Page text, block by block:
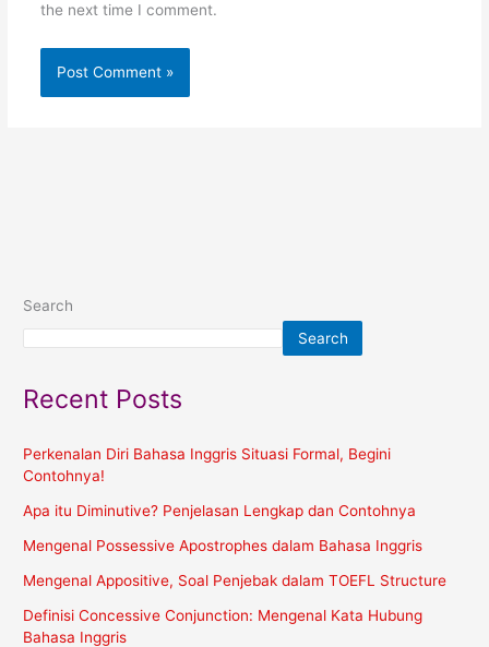
the next time I comment.
Search
Search
Recent Posts
Perkenalan Diri Bahasa Inggris Situasi Formal, Begini
Contohnya!
Apa itu Diminutive? Penjelasan Lengkap dan Contohnya
Mengenal Possessive Apostrophes dalam Bahasa Inggris
Mengenal Appositive, Soal Penjebak dalam TOEFL Structure
Definisi Concessive Conjunction: Mengenal Kata Hubung
Bahasa Inggris